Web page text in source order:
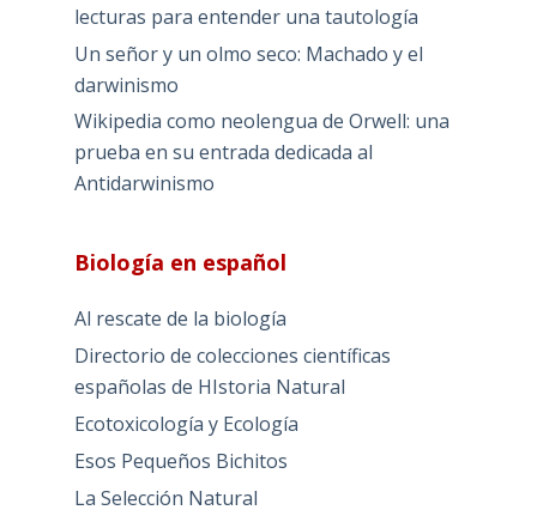
lecturas para entender una tautología
Un señor y un olmo seco: Machado y el
darwinismo
Wikipedia como neolengua de Orwell: una
prueba en su entrada dedicada al
Antidarwinismo
Biología en español
Al rescate de la biología
Directorio de colecciones científicas
españolas de HIstoria Natural
Ecotoxicología y Ecología
Esos Pequeños Bichitos
La Selección Natural